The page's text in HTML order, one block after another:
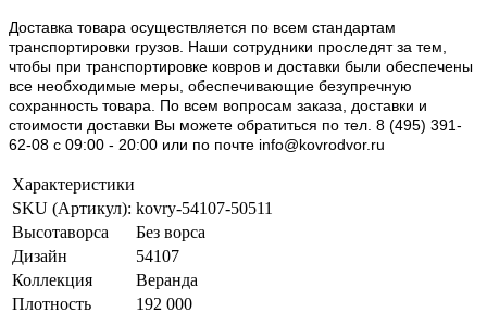
Доставка товара осуществляется по всем стандартам
транспортировки грузов. Наши сотрудники проследят за тем,
чтобы при транспортировке ковров и доставки были обеспечены
все необходимые меры, обеспечивающие безупречную
сохранность товара. По всем вопросам заказа, доставки и
стоимости доставки Вы можете обратиться по тел. 8 (495) 391-
62-08 c 09:00 - 20:00 или по почте info@kovrodvor.ru
Характеристики
SKU (Артикул): kovry-54107-50511
Высотаворса
Без ворса
Дизайн
54107
Коллекция
Веранда
Плотность
192 000